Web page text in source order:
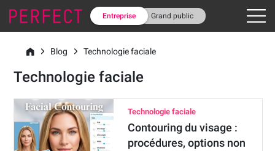
Entreprise Grand public
Blog Technologie faciale
Technologie faciale
Technologie faciale
Contouring du visage :
procédures, options non